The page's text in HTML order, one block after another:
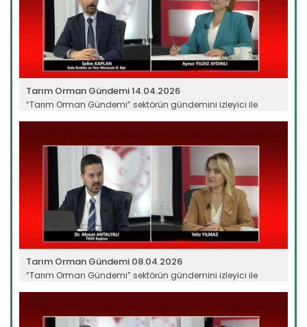
Tarım Orman Gündemi 14.04.2026
“Tarım Orman Gündemi” sektörün gündemini izleyici ile
Tarım Orman Gündemi 08.04.2026
“Tarım Orman Gündemi” sektörün gündemini izleyici ile